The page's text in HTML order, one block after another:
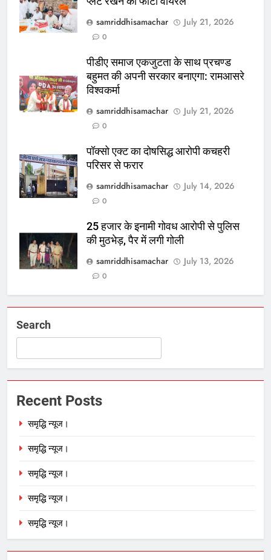
samriddhisamachar
July 21, 2026
0
पीडीए समाज एकजुटता के साथ प्रचण्ड
बहुमत की अपनी सरकार बनाएगा: रामआसरे
विश्वकर्मा
samriddhisamachar
July 21, 2026
0
पॉक्सो एक्ट का दोषसिद्ध आरोपी कचहरी
परिसर से फरार
samriddhisamachar
July 14, 2026
0
25 हजार के इनामी गोवध आरोपी से पुलिस
की मुठभेड़, पैर में लगी गोली
samriddhisamachar
July 13, 2026
0
Search
Recent Posts
समृद्धि न्यूज।
समृद्धि न्यूज।
समृद्धि न्यूज।
समृद्धि न्यूज।
समृद्धि न्यूज।